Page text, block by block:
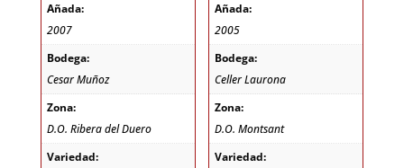
Añada:
2007
Bodega:
Cesar Muñoz
Zona:
D.O. Ribera del Duero
Variedad:
Añada:
2005
Bodega:
Celler Laurona
Zona:
D.O. Montsant
Variedad: